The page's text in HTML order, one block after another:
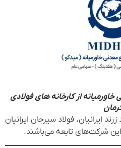
از کارخانه های فولادی
ایرانیان، فولاد سیرجان ایرانیان
این شرکت‌های تابعه می‌باشند.